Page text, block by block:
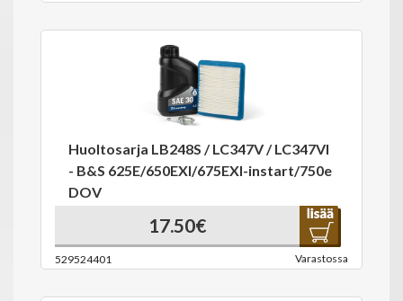
Huoltosarja LB248S / LC347V / LC347VI
- B&S 625E/650EXI/675EXI-instart/750e
DOV
17.50€
529524401 Varastossa